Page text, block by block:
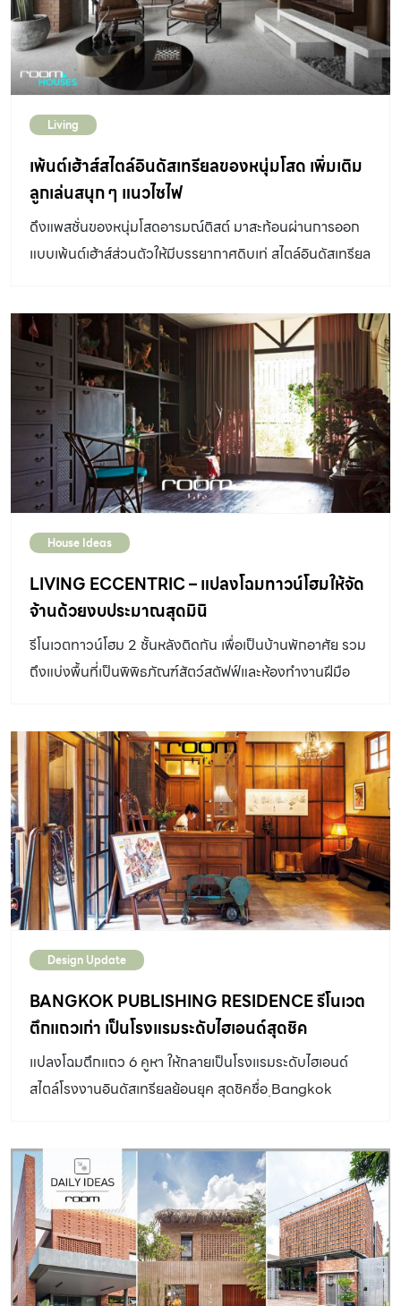
นำมาใช้ตกแต่งสถานที่ วันนี้ room จึงมี เทคนิคทำผิวสนิม ให้
สวยทนทานมาฝากว่ามีขั้นตอน และวิธีการอย่างไร เพื่อคง
สภาพสีสันตามอย่างที่ต้องการไว้ให้คงทนยาวนาน เริ่มจาก
ริก HCI) ทิ้งไว้ เพื่อให้เกิดปฏิกิริยาการกัดกร่อนระหว่างสาร
เคมีกับเหล็ก เสร็จแล้วล้างออก วิธีนี้จะทำให้วัสดุเกิดการ
เปลี่ยนแปลงไปตามธรรมชาติ เมื่อทิ้งไว้นาน ๆ กลายเป็นสีส้ม
สนิมที่สวยงามแปลกตา แล้วจึงค่อยทาน้ำยาเคลือบเพื่อหยุด
ปฏิกิริยาของการเกิดสนิมและคงสภาพสีสันแบบแผ่นเหล็กที่
ชอบ หรือหากพื้นผิวเป็นไม้ละ เราก็สามารถตกแต่งสีให้ดู
บนพื้นผิว จากนั้นใช้แปรงชุบสีเทาและดำปัดไปมาให้เกิดเส้นที
แปรงบาง ๆ สีสันไม่สม่ำเสมอกัน เป็นเสน่ห์ดิบ ๆ ให้พื้นผิวส่วน
ต่าง ๆ ของบ้านได้ นอกจากสีสนิมเหล็กแล้ว สีสนิมเขียว สนิม
ทองแดง สีแตกลายงาต่าง ๆ เราก็สามารถใช้สเปรย์พ่นเฉพาะ
จุดให้เกิดสีสนิมประเภทต่าง ๆ ได้อย่างง่ายดาย […]
Living
เพ้นต์เฮ้าส์สไตล์อินดัสเทรียลของหนุ่มโสด เพิ่มเติม
ลูกเล่นสนุก ๆ แนวไซไฟ
ดึงแพสชั่นของหนุ่มโสดอารมณ์ติสต์ มาสะท้อนผ่านการออก
แบบเพ้นต์เฮ้าส์ส่วนตัวให้มีบรรยากาศดิบเท่ สไตล์อินดัสเทรียล
Ecopark Penthouse ห้องพักหรูขนาด 180 ตารางเมตร
บนชั้น 33 ของคอนโดมิเนียมสูงระฟ้าในเวียดนาม บอกเล่า
ไลฟ์สไตล์ของชายหนุ่มผู้เป็นเจ้าของ ผ่านการตกแต่ง สไตล์อิน
ดัสเทรียล สุดเท่ที่ถูกฉาบไล้ไปทั่วทุกอณู เพิ่มความไม่ธรรมดา
ด้วยดีเทลเล็ก ๆ น้อย ๆ ที่ชวนให้นึกถึงหนังแนวไซไฟ ร่วมด้วย
ของสะสมที่บ่งบอกความสนใจและกิจกรรมตามแบบฉบับของ
ชายหนุ่ม ซึ่งกลายมาป็นส่วนหนึ่งของการออกแบบตกแต่ง
ห้องพักแห่งนี้ให้น่าอยู่ และพรั่งพร้อมด้วยฟังก์ชันการใช้งาน
ชอบงานศิลปะ เขาจึงต้องการที่พักที่มีบรรยากาศเหมือนสตูดิ
โอที่ประดับตกแต่งด้วยเหล่างานศิลป์ และสิ่งของที่บอกเล่า
ไลฟ์สไตล์ความชื่นชอบของตนเอง Lê house สตูดิโอผู้
ออกแบบ จึงจับสไตล์อินดัสเทรียลที่เน้นพื้นผิวของวัสดุดิบเท่อ
ย่าง ผนังคอนกรีต อิฐ และเหล็กที่เป็นสนิม มาผสานเข้ากับ
ดีเทลเล็ก ๆ น้อย ๆ ที่ดูโมเดิร์นทันสมัยแนวมิลเลนเนียม หรือ
ดีไซน์โฉบเฉี่ยวเหมือนขายานอวกาศ(ในจินตนาการ) ฯลฯ ภาย
ใต้สเปซโปร่งโล่ง ไม่อึดอัด เนื่องจากห้องมีระดับฝ้าเพดานที่สูง
สถาปนิกจึงสามารถออกแบบพื้นที่ใช้สอยได้เป็น 2 ส่วน คือ
ชั้นล่าง […]
House Ideas
LIVING ECCENTRIC – แปลงโฉมทาวน์โฮมให้จัด
จ้านด้วยงบประมาณสุดมินิ
รีโนเวตทาวน์โฮม 2 ชั้นหลังติดกัน เพื่อเป็นบ้านพักอาศัย รวม
ถึงแบ่งพื้นที่เป็นพิพิธภัณฑ์สัตว์สตัฟฟ์และห้องทำงานฝีมือ
Design Update
BANGKOK PUBLISHING RESIDENCE รีโนเวต
ตึกแถวเก่า เป็นโรงแรมระดับไฮเอนด์สุดชิค
แปลงโฉมตึกแถว 6 คูหา ให้กลายเป็นโรงแรมระดับไฮเอนด์
สไตล์โรงงานอินดัสเทรียลย้อนยุค สุดชิคชื่อ ฺBangkok